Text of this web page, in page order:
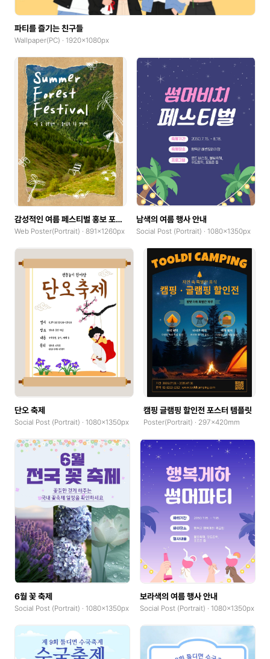
파티를 즐기는 친구들
Wallpaper(PC) · 1920x1080px
감성적인 여름 페스티벌 홍보 포스터
Web Poster(Portrait) · 891x1260px
남색의 여름 행사 안내
Social Post (Portrait) · 1080x1350px
단오 축제
Social Post (Portrait) · 1080x1350px
캠핑 글램핑 할인전 포스터 템플릿
Poster(Portrait) · 297x420mm
6월 꽃 축제
Social Post (Portrait) · 1080x1350px
보라색의 여름 행사 안내
Social Post (Portrait) · 1080x1350px